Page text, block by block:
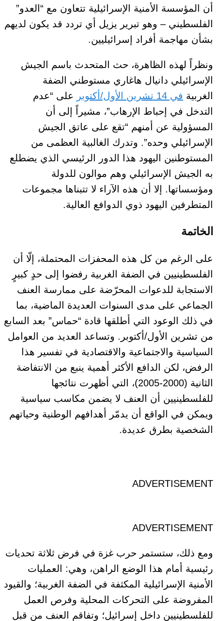
أن المؤسسة الأمنية الإسرائيلية تتعاون مع “العدو”
الفلسطيني – وهو تبرير يزيل أي تردد قد يكون لديهم
بشأن مهاجمة أفراد إسرائيليين.
ونظراً لهذه الظاهرة، حث المتحدث باسم الجيش
الإسرائيلي دانيال هاغاري مستوطني الضفة
الغربية في 14 تشرين الأول/أكتوبر
على “عدم
التدخل في إحباط الإرهاب”، مشيراً إلى أن
المسؤولية عن أمنهم “تقع على عاتق الجيش
الإسرائيلي وحده”. وتدرك الغالبية العظمى من
المستوطنين اليهود هذا
الدور الرئيسي الذي يضطلع
به الجيش الإسرائيلي وهم موالون للدولة
ومؤسساتها. إلا أن هذه الآراء لا تتبناها مجموعات
المتطرفين اليهود ذوي الدوافع العالية.
الخاتمة
على الرغم من كل هذه المحفزات المحتملة، إلّا أن
الفلسطينيين في الضفة الغربية رفضوا إلى حدٍ كبيرٍ
الاستجابة للدعوات المحرّضة على ممارسة العنف
الجماعي على مدى السنوات العديدة الماضية، بما
في ذلك الوعود التي أطلقها قادة “حماس” بعد السابع
من تشرين الأول/أكتوبر . وتساعد العديد من العوامل
السياسية والاجتماعية والاقتصادية في تفسير هذا
الرفض، لكن الدافع الأكثر أهمية ينبع من الانتفاضة
الثانية (2000-2005)
، التي أظهرت نتائجها
للفلسطينيين أن العنف لا يضمن مكاسب سياسية
ويمكن في الواقع أن يدمّر أهدافهم الوطنية وحياتهم
الشخصية بطرق عديدة.
ADVERTISEMENT
ADVERTISEMENT
ومع ذلك، ستستمر حرب غزة في فرض ثلاثة تحديات
رئيسية أمام هذا الوضع الراهن، وهي: العمليات
الأمنية الإسرائيلية المكثفة في الضفة الغربية؛ والقيود
المفروضة على التحركات المحلية وفرص العمل
للفلسطينيين داخل إسرائيل؛ وتفاقم العنف من قبل